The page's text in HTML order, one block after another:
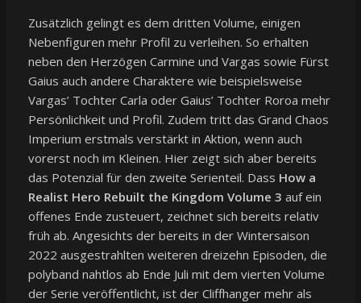
Zusätzlich gelingt es dem dritten Volume, einigen
Nebenfiguren mehr Profil zu verleihen. So erhalten
neben den Herzögen Carmine und Vargas sowie Fürst
Gaius auch andere Charaktere wie beispielsweise
Vargas’ Tochter Carla oder Gaius’ Tochter Roroa mehr
Persönlichkeit und Profil. Zudem tritt das Grand Chaos
Imperium erstmals verstärkt in Aktion, wenn auch
vorerst noch im Kleinen. Hier zeigt sich aber bereits
das Potenzial für den zweite Serienteil. Dass How a
Realist Hero Rebuilt the Kingdom Volume 3 auf ein
offenes Ende zusteuert, zeichnet sich bereits relativ
früh ab. Angesichts der bereits in der Wintersaison
2022 ausgestrahlten weiteren dreizehn Episoden, die
polyband nahtlos ab Ende Juli mit dem vierten Volume
der Serie veröffentlicht, ist der Cliffhanger mehr als